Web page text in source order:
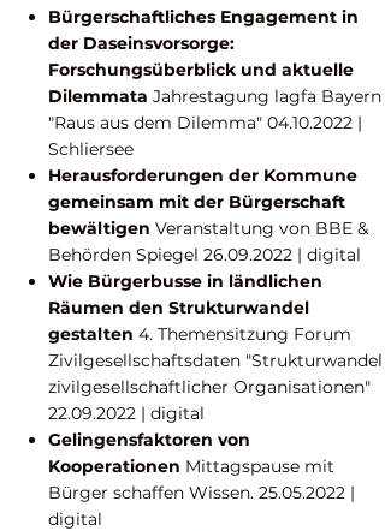
Bürgerschaftliches Engagement in
der Daseinsvorsorge:
Forschungsüberblick und aktuelle
Dilemmata Jahrestagung lagfa Bayern
"Raus aus dem Dilemma" 04.10.2022 |
Schliersee
Herausforderungen der Kommune
gemeinsam mit der Bürgerschaft
bewältigen Veranstaltung von BBE &
Behörden Spiegel 26.09.2022 | digital
Wie Bürgerbusse in ländlichen
Räumen den Strukturwandel
gestalten 4. Themensitzung Forum
Zivilgesellschaftsdaten "Strukturwandel
zivilgesellschaftlicher Organisationen"
22.09.2022 | digital
Gelingensfaktoren von
Kooperationen Mittagspause mit
Bürger schaffen Wissen. 25.05.2022 |
digital